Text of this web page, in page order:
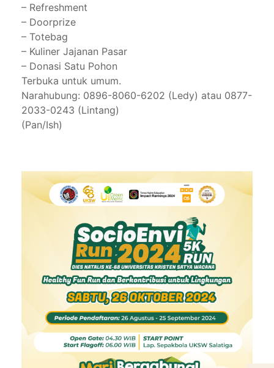
– Refreshment
– Doorprize
– Totebag
– Kuliner Jajanan Pasar
– Donasi Satu Pohon
Terbuka untuk umum.
Narahubung: 0896-8060-6202 (Ledy) atau 0877-
2033-0243 (Lintang)
(Pan/Ish)